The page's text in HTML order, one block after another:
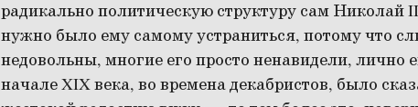
радикально политическую структуру сам Николай
нужно было ему самому устраниться, потому что
недовольны, многие его просто ненавидели, лично
начале XIX века, во времена декабристов, было